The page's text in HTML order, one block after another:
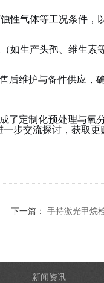
性气体等工况条件 ，
如生产头孢、 维生素
后维护与备件供应，
了定制化预处理与氧
步交流探讨，获取
下一篇： 手持激光甲烷
新闻资讯